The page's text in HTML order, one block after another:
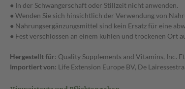
● In der Schwangerschaft oder Stillzeit nicht anwenden.
● Wenden Sie sich hinsichtlich der Verwendung von
● Nahrungsergänzungsmittel sind kein Ersatz für eine
● Fest verschlossen an einem kühlen und trockenen Ort
Hergestellt für: Quality Supplements and Vitamins, Inc.
Importiert von: Life Extension Europe BV, De